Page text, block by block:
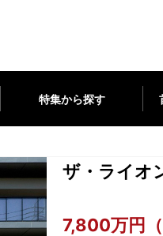
特集から探す
ザ・ライオ
7,800万円